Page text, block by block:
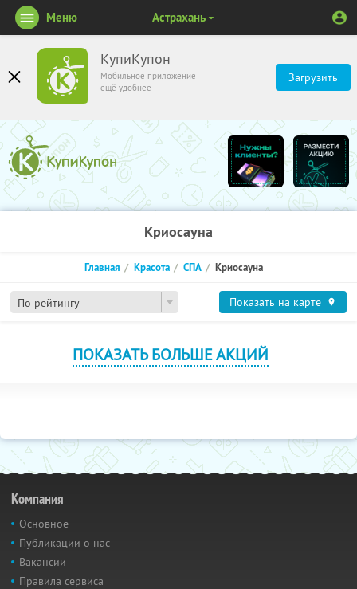
КупиКупон
Мобильное приложение
ещё удобнее
Загрузить
Меню Астрахань
Криосауна
По рейтингу
Главная Красота СПА Криосауна
Показать на карте
ПОКАЗАТЬ БОЛЬШЕ АКЦИЙ
Компания
Основное
Публикации о нас
Вакансии
Правила сервиса